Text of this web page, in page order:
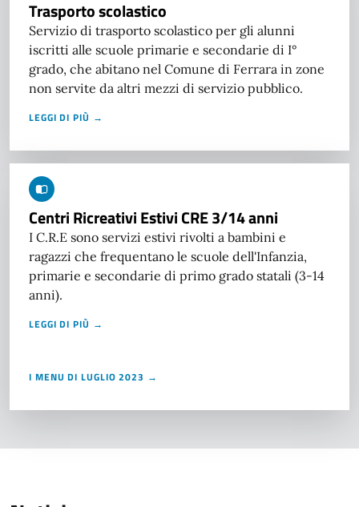
Trasporto scolastico
Servizio di trasporto scolastico per gli alunni
iscritti alle scuole primarie e secondarie di I°
grado, che abitano nel Comune di Ferrara in zone
non servite da altri mezzi di servizio pubblico.
LEGGI DI PIÙ →
Centri Ricreativi Estivi CRE 3/14 anni
I C.R.E sono servizi estivi rivolti a bambini e
ragazzi che frequentano le scuole dell'Infanzia,
primarie e secondarie di primo grado statali (3-14
anni).
LEGGI DI PIÙ →
I MENU DI LUGLIO 2023 →